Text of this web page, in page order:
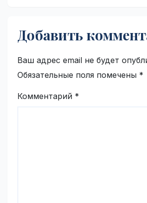
Добавить
Ваш адрес email не будет
Обязательные поля помечены *
Комментарий *